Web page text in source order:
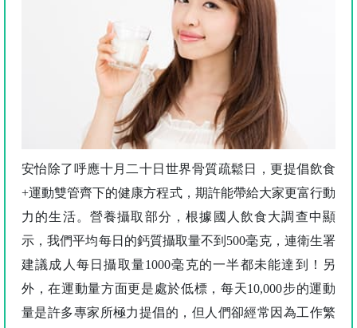
安怡除了呼應十月二十日世界骨質疏鬆日，更提倡飲食
+運動雙管齊下的健康方程式，期許能帶給大家更富行動
力的生活。營養攝取部分，根據國人飲食大調查中顯
示，我們平均每日的鈣質攝取量不到500毫克，連衛生署
建議成人每日攝取量1000毫克的一半都未能達到！另
外，在運動量方面更是處於低標，每天10,000步的運動
量是許多專家所極力提倡的，但人們卻經常因為工作繁